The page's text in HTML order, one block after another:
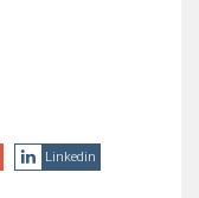
Linkedin